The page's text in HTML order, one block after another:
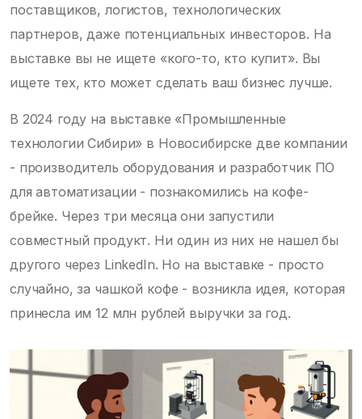
поставщиков, логистов, технологических
партнеров, даже потенциальных инвесторов. На
выставке вы не ищете «кого-то, кто купит». Вы
ищете тех, кто может сделать ваш бизнес лучше.
В 2024 году на выставке «Промышленные
технологии Сибири» в Новосибирске две компании
- производитель оборудования и разработчик ПО
для автоматизации - познакомились на кофе-
брейке. Через три месяца они запустили
совместный продукт. Ни один из них не нашел бы
другого через LinkedIn. Но на выставке - просто
случайно, за чашкой кофе - возникла идея, которая
принесла им 12 млн рублей выручки за год.